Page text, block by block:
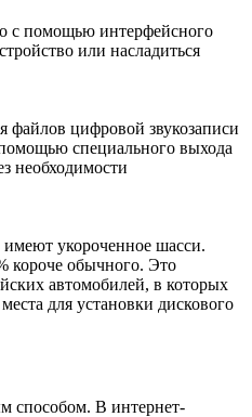
с помощью интерфейсного
или насладиться
файлов цифровой звукозаписи
специального выхода
необходимости
укороченное шасси.
короче обычного. Это
автомобилей, в которых
для установки дискового
способом. В интернет-